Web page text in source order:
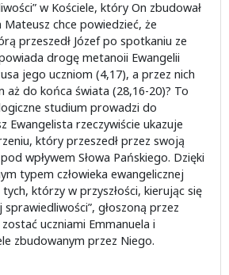
w Kościele, który On zbudował
Mateusz chce powiedzieć, że
przeszedł Józef po spotkaniu ze
drogę metanoii Ewangelii
jego uczniom (4,17), a przez nich
aż do końca świata (28,16-20)? To
studium prowadzi do
Ewangelista rzeczywiście ukazuje
który przeszedł przez swoją
wpływem Słowa Pańskiego. Dzięki
typem człowieka ewangelicznej
którzy w przyszłości, kierując się
sprawiedliwości”, głoszoną przez
uczniami Emmanuela i
zbudowanym przez Niego.